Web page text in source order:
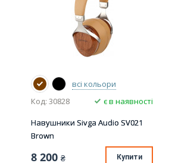
всі кольори
Код: 30828
є в наявності
Навушники Sivga Audio SV021
Brown
8 200 ₴ Купити